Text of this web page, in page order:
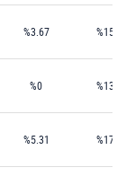
%3.67
%0
%5.31